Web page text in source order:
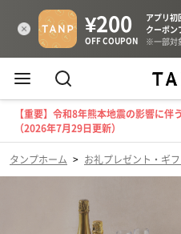
【重要】令和8年熊本地震の影響に
（2026年7月29日更新）
タンプホーム > お礼プレゼント・ギフ